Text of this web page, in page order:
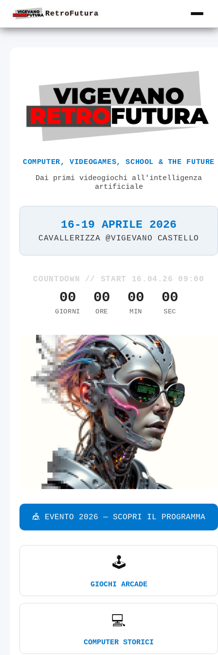
RetroFutura
COMPUTER, VIDEOGAMES, SCHOOL & THE FUTURE
Dai primi videogiochi all'intelligenza
artificiale
16-19 APRILE 2026
CAVALLERIZZA @VIGEVANO CASTELLO
COUNTDOWN // START 16.04.26 09:00
00
GIORNI
00
ORE
00
MIN
00
SEC
🎪 EVENTO 2026 — SCOPRI IL PROGRAMMA
🕹️
GIOCHI ARCADE
💻
COMPUTER STORICI